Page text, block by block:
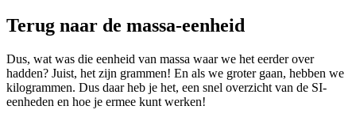
Terug naar de massa-eenheid
Dus, wat was die eenheid van massa waar we het eerder over
hadden? Juist, het zijn grammen! En als we groter gaan, hebben we
kilogrammen. Dus daar heb je het, een snel overzicht van de SI-
eenheden en hoe je ermee kunt werken!